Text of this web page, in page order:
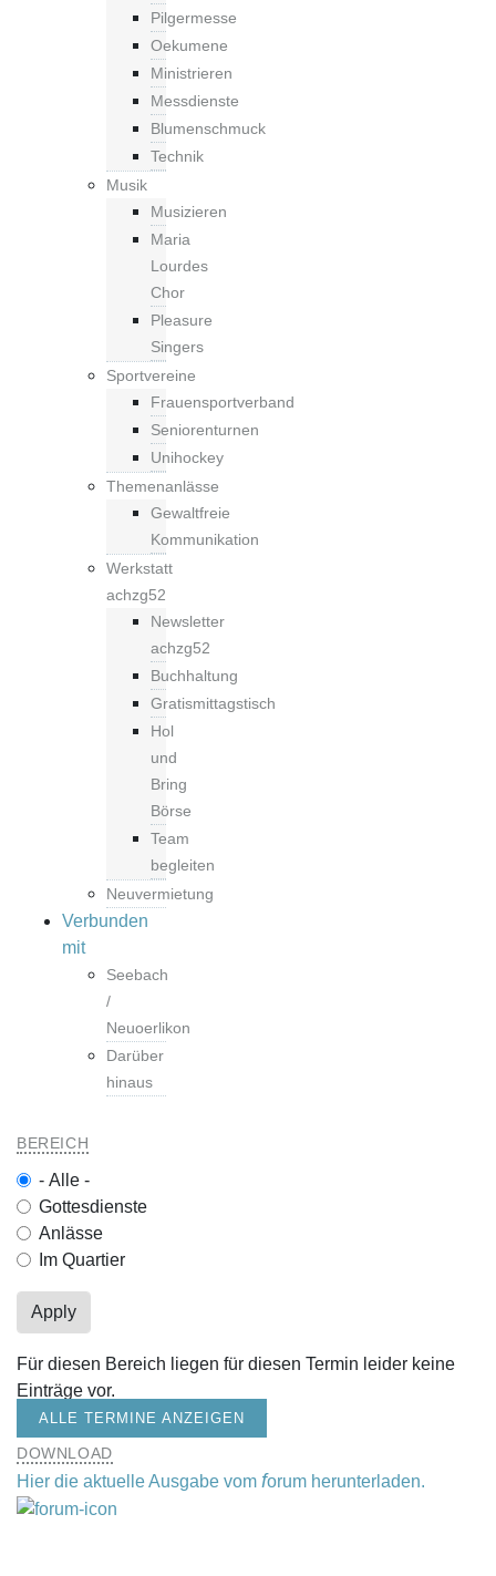
Pilgermesse
Oekumene
Ministrieren
Messdienste
Blumenschmuck
Technik
Musik
Musizieren
Maria
Lourdes
Chor
Pleasure
Singers
Sportvereine
Frauensportverband
Seniorenturnen
Unihockey
Themenanlässe
Gewaltfreie
Kommunikation
Werkstatt
achzg52
Newsletter
achzg52
Buchhaltung
Gratismittagstisch
Hol
und
Bring
Börse
Team
begleiten
Neuvermietung
Verbunden
mit
Seebach
/
Neuoerlikon
Darüber
hinaus
BEREICH
- Alle -
Gottesdienste
Anlässe
Im Quartier
Für diesen Bereich liegen für diesen Termin leider keine
Einträge vor.
ALLE TERMINE ANZEIGEN
DOWNLOAD
Hier die aktuelle Ausgabe vom forum herunterladen.